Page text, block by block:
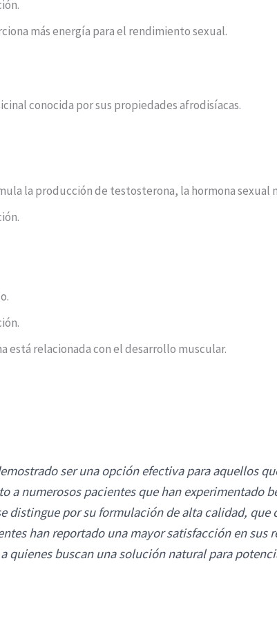
más energía para el rendimiento sexual.
conocida por sus propiedades afrodisíacas.
la producción de testosterona, la hormona sexual
está relacionada con el desarrollo muscular.
ser una opción efectiva para aquellos
a numerosos pacientes que han experimentado
distingue por su formulación de alta calidad,
han reportado una mayor satisfacción en
quienes buscan una solución natural para